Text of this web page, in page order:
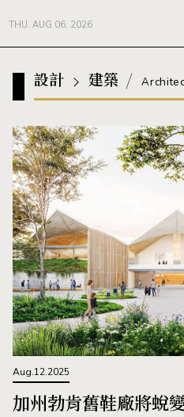
THU. AUG 06, 2026
設計 建築
Aug.12.2025
加州勃肯舊鞋廠將蛻